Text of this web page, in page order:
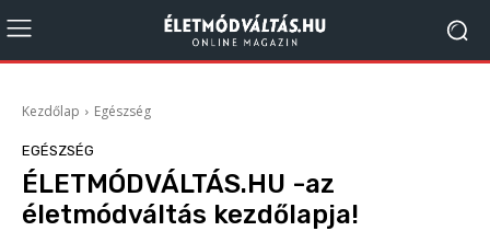
Kezdőlap Egészség
EGÉSZSÉG
ÉLETMÓDVÁLTÁS.HU -az
életmódváltás kezdőlapja!